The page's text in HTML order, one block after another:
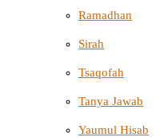
Ramadhan
Sirah
Tsaqofah
Tanya Jawab
Yaumul Hisab